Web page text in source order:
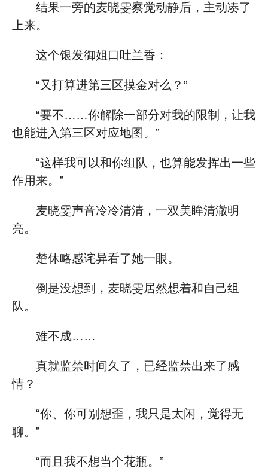
结果一旁的麦晓雯察觉动静后，主动凑了
上来。
这个银发御姐口吐兰香：
“又打算进第三区摸金对么？”
“要不……你解除一部分对我的限制，让我
也能进入第三区对应地图。”
“这样我可以和你组队，也算能发挥出一些
作用来。”
麦晓雯声音冷冷清清，一双美眸清澈明
亮。
楚休略感诧异看了她一眼。
倒是没想到，麦晓雯居然想着和自己组
队。
难不成……
真就监禁时间久了，已经监禁出来了感
情？
“你、你可别想歪，我只是太闲，觉得无
聊。”
“而且我不想当个花瓶。”